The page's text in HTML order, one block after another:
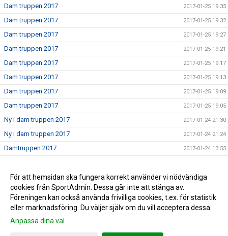
Dam truppen 2017 2017-01-25 19:35
Dam truppen 2017 2017-01-25 19:32
Dam truppen 2017 2017-01-25 19:27
Dam truppen 2017 2017-01-25 19:21
Dam truppen 2017 2017-01-25 19:17
Dam truppen 2017 2017-01-25 19:13
Dam truppen 2017 2017-01-25 19:09
Dam truppen 2017 2017-01-25 19:05
Ny i dam truppen 2017 2017-01-24 21:30
Ny i dam truppen 2017 2017-01-24 21:24
Damtruppen 2017 2017-01-24 13:55
Nu börjar vi sätta truppen 2017 2017-01-24 00:17
Nu laddar vi för 2017 2017-01-24 00:14
För att hemsidan ska fungera korrekt använder vi nödvändiga
cookies från SportAdmin. Dessa går inte att stänga av.
Föreningen kan också använda frivilliga cookies, t.ex. för statistik
eller marknadsföring. Du väljer själv om du vill acceptera dessa.
Anpassa dina val